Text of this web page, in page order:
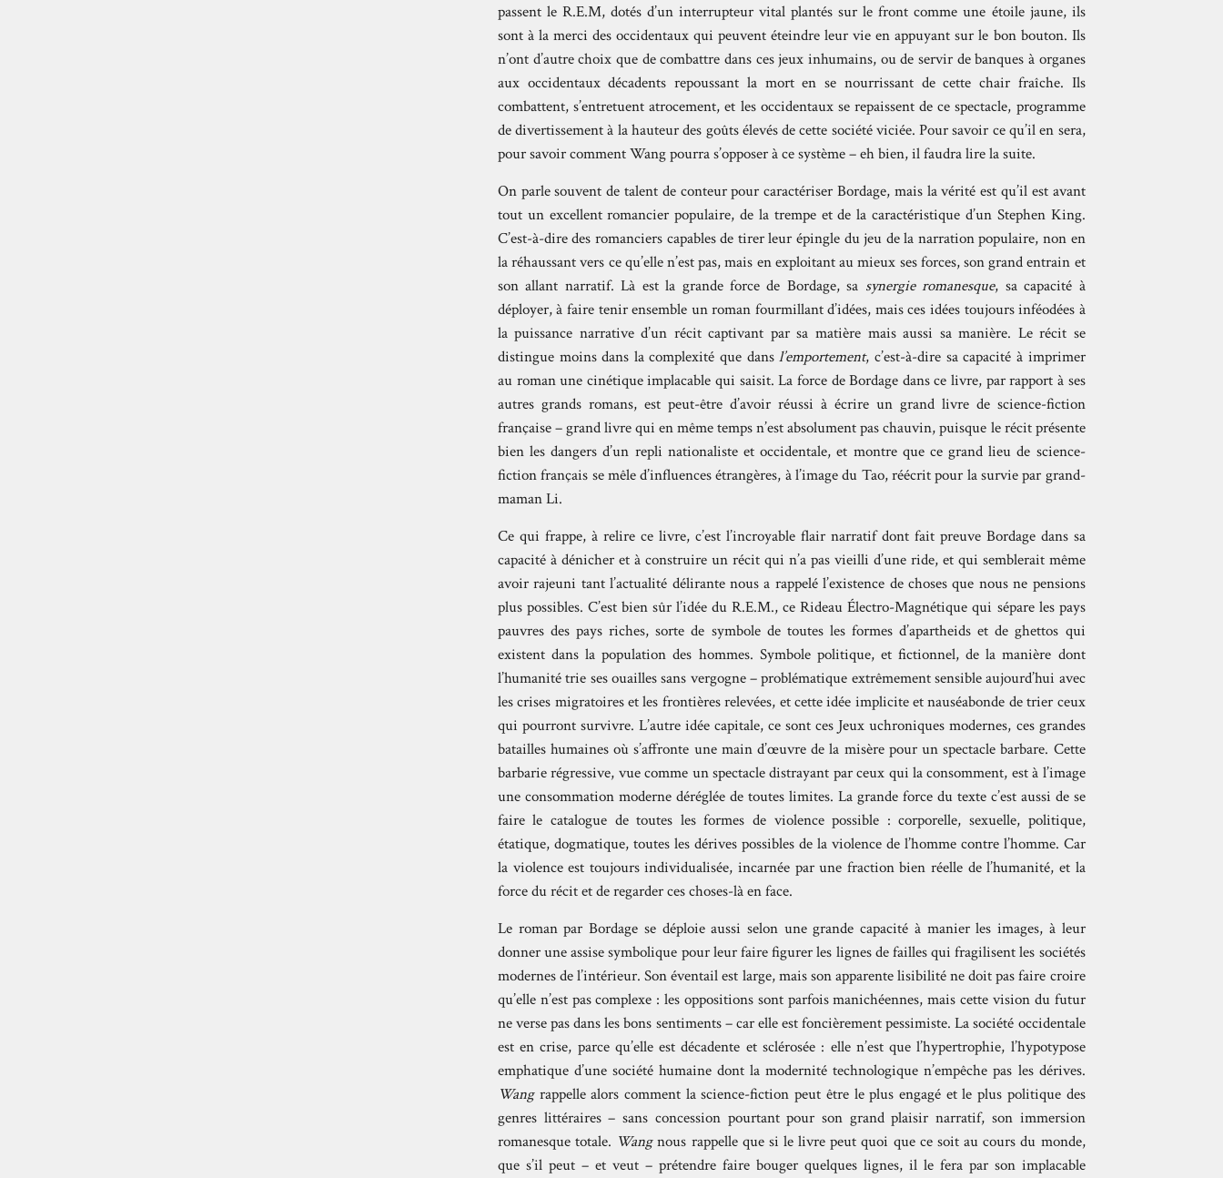
passent le R.E.M, dotés d’un interrupteur vital plantés sur le front comme une étoile jaune, ils
sont à la merci des occidentaux qui peuvent éteindre leur vie en appuyant sur le bon bouton. Ils
n’ont d’autre choix que de combattre dans ces jeux inhumains, ou de servir de banques à organes
aux occidentaux décadents repoussant la mort en se nourrissant de cette chair fraîche. Ils
combattent, s’entretuent atrocement, et les occidentaux se repaissent de ce spectacle, programme
de divertissement à la hauteur des goûts élevés de cette société viciée. Pour savoir ce qu’il en sera,
pour savoir comment Wang pourra s’opposer à ce système – eh bien, il faudra lire la suite.
On parle souvent de talent de conteur pour caractériser Bordage, mais la vérité est qu’il est avant
tout un excellent romancier populaire, de la trempe et de la caractéristique d’un Stephen King.
C’est-à-dire des romanciers capables de tirer leur épingle du jeu de la narration populaire, non en
la réhaussant vers ce qu’elle n’est pas, mais en exploitant au mieux ses forces, son grand entrain et
son allant narratif. Là est la grande force de Bordage, sa synergie romanesque, sa capacité à
déployer, à faire tenir ensemble un roman fourmillant d’idées, mais ces idées toujours inféodées à
la puissance narrative d’un récit captivant par sa matière mais aussi sa manière. Le récit se
distingue moins dans la complexité que dansl’emportement, c’est-à-dire sa capacité à imprimer
au roman une cinétique implacable qui saisit. La force de Bordage dans ce livre, par rapport à ses
autres grands romans, est peut-être d’avoir réussi à écrire un grand livre de science-fiction
française – grand livre qui en même temps n’est absolument pas chauvin, puisque le récit présente
bien les dangers d’un repli nationaliste et occidentale, et montre que ce grand lieu de science-
fiction français se mêle d’influences étrangères, à l’image du Tao, réécrit pour la survie par grand-
maman Li.
Ce qui frappe, à relire ce livre, c’est l’incroyable flair narratif dont fait preuve Bordage dans sa
capacité à dénicher et à construire un récit qui n’a pas vieilli d’une ride, et qui semblerait même
avoir rajeuni tant l’actualité délirante nous a rappelé l’existence de choses que nous ne pensions
plus possibles. C’est bien sûr l’idée du R.E.M., ce Rideau Électro-Magnétique qui sépare les pays
pauvres des pays riches, sorte de symbole de toutes les formes d’apartheids et de ghettos qui
existent dans la population des hommes. Symbole politique, et fictionnel, de la manière dont
l’humanité trie ses ouailles sans vergogne – problématique extrêmement sensible aujourd’hui avec
les crises migratoires et les frontières relevées, et cette idée implicite et nauséabonde de trier ceux
qui pourront survivre. L’autre idée capitale, ce sont ces Jeux uchroniques modernes, ces grandes
batailles humaines où s’affronte une main d’œuvre de la misère pour un spectacle barbare. Cette
barbarie régressive, vue comme un spectacle distrayant par ceux qui la consomment, est à l’image
une consommation moderne déréglée de toutes limites. La grande force du texte c’est aussi de se
faire le catalogue de toutes les formes de violence possible : corporelle, sexuelle, politique,
étatique, dogmatique, toutes les dérives possibles de la violence de l’homme contre l’homme. Car
la violence est toujours individualisée, incarnée par une fraction bien réelle de l’humanité, et la
force du récit et de regarder ces choses-là en face.
Le roman par Bordage se déploie aussi selon une grande capacité à manier les images, à leur
donner une assise symbolique pour leur faire figurer les lignes de failles qui fragilisent les sociétés
modernes de l’intérieur. Son éventail est large, mais son apparente lisibilité ne doit pas faire croire
qu’elle n’est pas complexe : les oppositions sont parfois manichéennes, mais cette vision du futur
ne verse pas dans les bons sentiments – car elle est foncièrement pessimiste. La société occidentale
est en crise, parce qu’elle est décadente et sclérosée : elle n’est que l’hypertrophie, l’hypotypose
emphatique d’une société humaine dont la modernité technologique n’empêche pas les dérives.
Wangrappelle alors comment la science-fiction peut être le plus engagé et le plus politique des
genres littéraires – sans concession pourtant pour son grand plaisir narratif, son immersion
romanesque totale. Wangnous rappelle que si le livre peut quoi que ce soit au cours du monde,
que s’il peut – et veut – prétendre faire bouger quelques lignes, il le fera par son implacable